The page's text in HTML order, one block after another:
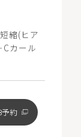
縮(ヒア
カール
予約